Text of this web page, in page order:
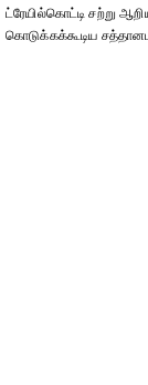
ட்ரேயில்கொட்டி சற்று
கொடுக்கக்கூடிய